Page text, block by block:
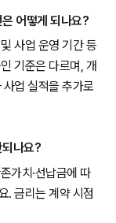
어떻게 되나요?
사업 운영 기간 등
기준은 다르며, 개
업 실적을 추가로
나요?
가치·선납금에 따
. 금리는 계약 시점